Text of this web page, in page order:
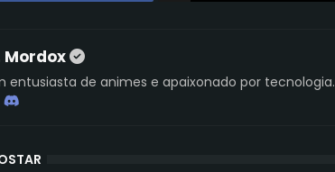
Mordox
entusiasta de animes e apaixonado por tecnologia.